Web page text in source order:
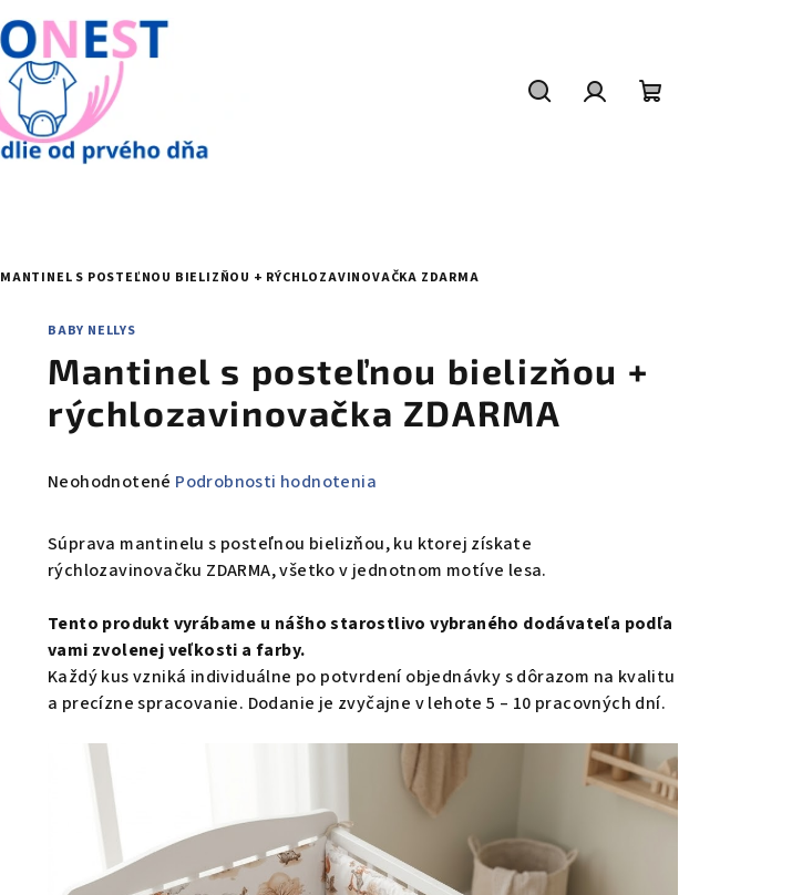
MANTINEL S POSTEĽNOU BIELIZŇOU + RÝCHLOZAVINOVAČKA ZDARMA
BABY NELLYS
Mantinel s posteľnou bielizňou +
rýchlozavinovačka ZDARMA
Priemerné
produktu
je
0,0
z
hviezdičiek.
Neohodnotené Podrobnosti hodnotenia
Súprava mantinelu s posteľnou bielizňou, ku ktorej získate
rýchlozavinovačku ZDARMA, všetko v jednotnom motíve lesa.
Tento produkt vyrábame u nášho starostlivo vybraného dodávateľa podľa
vami zvolenej veľkosti a farby.
Každý kus vzniká individuálne po potvrdení objednávky s dôrazom na kvalitu
a precízne spracovanie. Dodanie je zvyčajne v lehote 5 – 10 pracovných dní.